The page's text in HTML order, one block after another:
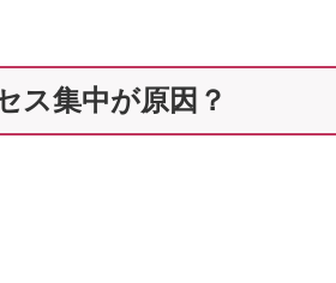
ス集中が原因？